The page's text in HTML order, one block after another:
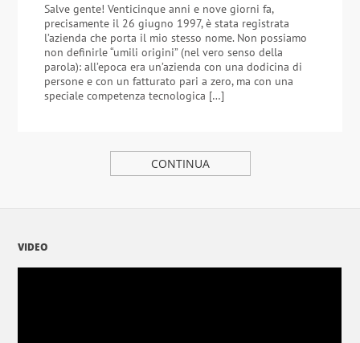
Salve gente! Venticinque anni e nove giorni fa,
precisamente il 26 giugno 1997, è stata registrata
l’azienda che porta il mio stesso nome. Non possiamo
non definirle “umili origini” (nel vero senso della
parola): all’epoca era un’azienda con una dodicina di
persone e con un fatturato pari a zero, ma con una
speciale competenza tecnologica […]
CONTINUA
VIDEO